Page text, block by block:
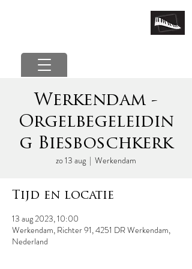
Werkendam -
Orgelbegeleidin
g Biesboschkerk
zo 13 aug
  |
Werkendam
Tijd en locatie
13 aug 2023, 10:00
Werkendam, Richter 91, 4251 DR Werkendam,
Nederland